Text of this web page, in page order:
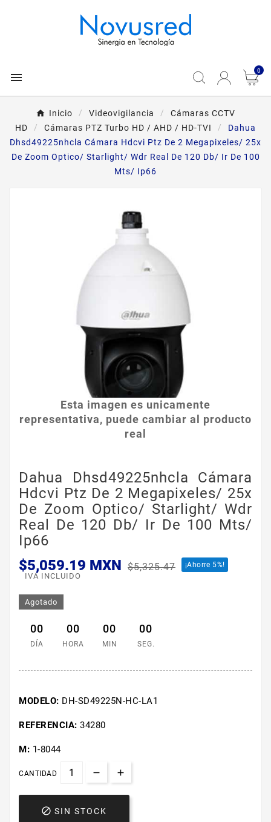
 0
Inicio Videovigilancia
Cámaras CCTV
HD
Cámaras PTZ Turbo HD / AHD / HD-TVI
Dahua
Dhsd49225nhcla Cámara Hdcvi Ptz De 2 Megapixeles/ 25x
De Zoom Optico/ Starlight/ Wdr Real De 120 Db/ Ir De 100
Mts/ Ip66
Esta imagen es unicamente
representativa, puede cambiar al producto
real
Dahua Dhsd49225nhcla Cámara
Hdcvi Ptz De 2 Megapixeles/ 25x
De Zoom Optico/ Starlight/ Wdr
Real De 120 Db/ Ir De 100 Mts/
Ip66
$5,059.19 MXN $5,325.47 ¡Ahorre 5%!
IVA INCLUIDO
Agotado
00
DÍA
00
HORA
00
MIN
00
SEG.
MODELO: DH-SD49225N-HC-LA1
REFERENCIA: 34280
M: 1-8044
CANTIDAD
 SIN STOCK